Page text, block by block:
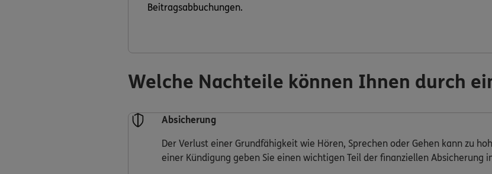
Beitragsabbuchungen.
Welche Nachteile können Ihnen durch
Absicherung
Der Verlust einer Grundfähigkeit wie Hören, Sprechen oder Gehen kann zu
einer Kündigung geben Sie einen wichtigen Teil der finanziellen Absicherung